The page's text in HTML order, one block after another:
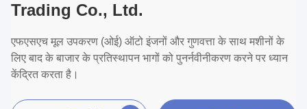
Trading Co., Ltd.
एफएसएच मूल उपकरण (ओई) ऑटो इंजनों और गुणवत्ता के साथ मशीनों के
लिए बाद के बाजार के प्रतिस्थापन भागों को पुनर्नवीनीकरण करने पर ध्यान
केंद्रित करता है।